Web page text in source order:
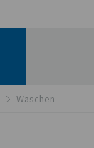
Waschen